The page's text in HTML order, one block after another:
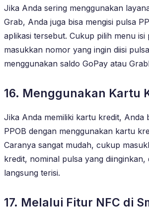
Jika Anda sering menggunakan
Grab, Anda juga bisa mengisi pulsa
aplikasi tersebut. Cukup pilih menu isi
masukkan nomor yang ingin diisi
menggunakan saldo GoPay atau
16. Menggunakan Kartu
Jika Anda memiliki kartu kredit, Anda
PPOB dengan menggunakan kartu
Caranya sangat mudah, cukup
kredit, nominal pulsa yang diinginkan,
langsung terisi.
17. Melalui Fitur NFC di